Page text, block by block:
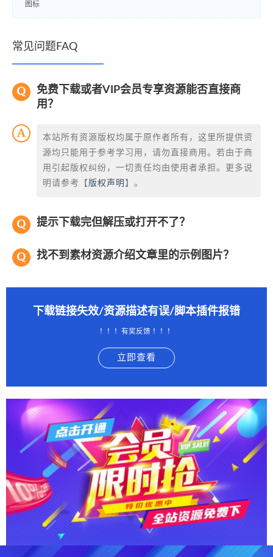
图标
常见问题FAQ
免费下载或者VIP会员专享资源能否直接商
用？
本站所有资源版权均属于原作者所有，这里所提供资
源均只能用于参考学习用，请勿直接商用。若由于商
用引起版权纠纷，一切责任均由使用者承担。更多说
明请参考【 版权声明 】。
提示下载完但解压或打开不了？
找不到素材资源介绍文章里的示例图片？
下载链接失效/资源描述有误/脚本插件报错
！！！有奖反馈 ！！！
立即查看